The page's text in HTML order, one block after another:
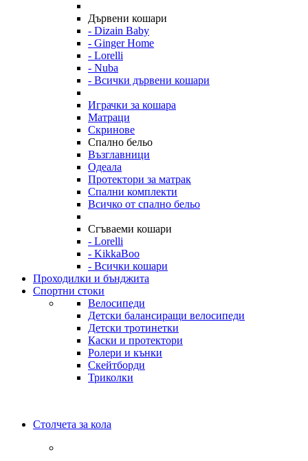
Дървени кошари
- Dizain Baby
- Ginger Home
- Lorelli
- Nuba
- Всички дървени кошари
Играчки за кошара
Матраци
Скринове
Спално бельо
Възглавници
Одеала
Протектори за матрак
Спални комплекти
Всичко от спално бельо
Сгъваеми кошари
- Lorelli
- KikkaBoo
- Всички кошари
Проходилки и бънджита
Спортни стоки
Велосипеди
Детски балансиращи велосипеди
Детски тротинетки
Каски и протектори
Ролери и кънки
Скейтборди
Триколки
Столчета за кола